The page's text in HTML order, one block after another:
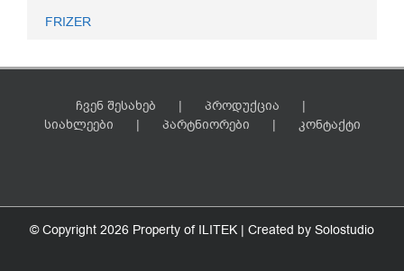
FRIZER
ჩვენ შესახებ
პროდუქცია
სიახლეები
პარტნიორები კონტაქტი
© Copyright 2026 Property of ILITEK | Created by Solostudio